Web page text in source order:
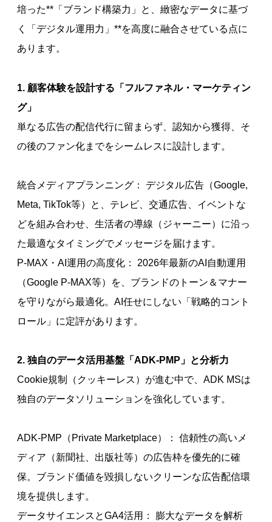
培った**「ブランド構築力」と、緻密なデータに基づ
く「デジタル運用力」**を高度に融合させている点に
あります。
1. 顧客体験を設計する「フルファネル・マーケティン
グ」
単なる広告の配信代行に留まらず、認知から獲得、そ
の後のファン化までをシームレスに設計します。
統合メディアプランニング： デジタル広告（Google,
Meta, TikTok等）と、テレビ、交通広告、イベントな
どを組み合わせ、生活者の導線（ジャーニー）に沿っ
た最適なタイミングでメッセージを届けます。
P-MAX・AI運用の高度化： 2026年最新のAI自動運用
（Google P-MAX等）を、ブランドのトーン＆マナー
を守りながら最適化。AI任せにしない「戦略的コント
ロール」に定評があります。
2. 独自のデータ活用基盤「ADK-PMP」と分析力
Cookie規制（クッキーレス）が進む中で、ADK MSは
独自のデータソリューションを強化しています。
ADK-PMP（Private Marketplace）： 信頼性の高いメ
ディア（新聞社、出版社等）の広告枠を優先的に確
保。ブランド価値を毀損しないクリーンな広告配信環
境を提供します。
データサイエンスとGA4活用： 膨大なデータを解析